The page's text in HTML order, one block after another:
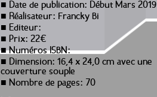
■ Date de publication: Début Mars 2019
■ Réalisateur: Francky Bi
■ Editeur:
■ Prix: 22€
■ Numéros ISBN:
■ Dimension: 16,4 x 24,0 cm avec une
couverture souple
■ Nombre de pages: 70